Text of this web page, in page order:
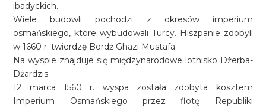
ibadyckich.
Wiele budowli pochodzi z okresów imperium
osmańskiego, które wybudowali Turcy. Hiszpanie zdobyli
w 1660 r. twierdzę Bordż Ghazi Mustafa.
Na wyspie znajduje się międzynarodowe lotnisko Dżerba-
Dżardzis.
12 marca 1560 r. wyspa została zdobyta kosztem
Imperium Osmańskiego przez flotę Republiki